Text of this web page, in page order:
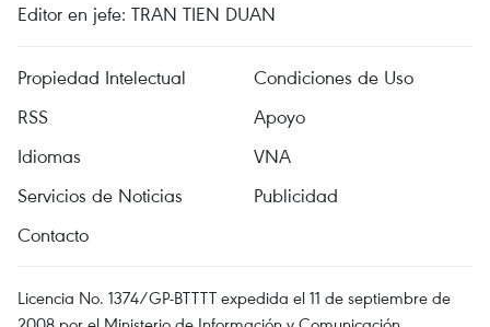
Editor en jefe: TRAN TIEN DUAN
Propiedad Intelectual
Condiciones de Uso
RSS
Apoyo
Idiomas
VNA
Servicios de Noticias
Publicidad
Contacto
Licencia No. 1374/GP-BTTTT expedida el 11 de septiembre de